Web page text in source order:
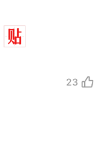
23